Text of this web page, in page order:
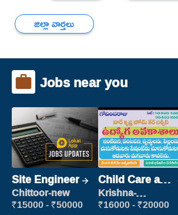
జిల్లా వార్తలు
Jobs near you
Site Engineer
Chittoor-new
₹15000 - ₹50000
Child Care and
Patient care
Krishna-
vijayawada
₹16000 - ₹20000